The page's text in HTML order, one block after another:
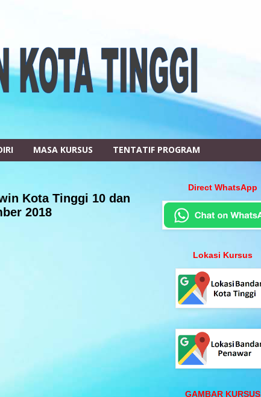
MASA KURSUS TENTATIF PROGRAM
Kota Tinggi 10 dan
2018
Direct WhatsApp
Lokasi Kursus
GAMBAR KURSUS